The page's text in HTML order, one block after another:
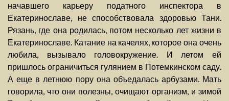
начавшего карьеру податного инспектора в
Екатеринославе, не способствовала здоровью Тани.
Рязань, где она родилась, потом несколько лет жизни в
Екатеринославе. Катание на качелях, которое она очень
любила, вызывало головокружение. И летом ей
пришлось ограничиться гулянием в Потемкинском саду.
А еще в летнюю пору она объедалась арбузами. Мать
говорила, что они полезны, очищают организм, и зимой